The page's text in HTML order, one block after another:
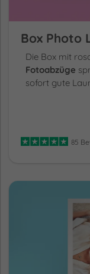
Box Photo
Die Box mit
Fotoabzüge
sofort gute
85